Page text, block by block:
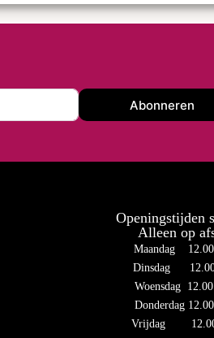
Abonneren
Openingstijden
Alleen op
Maandag
Dinsdag 12.00
Woensdag
Donderdag
Vrijdag 12.00